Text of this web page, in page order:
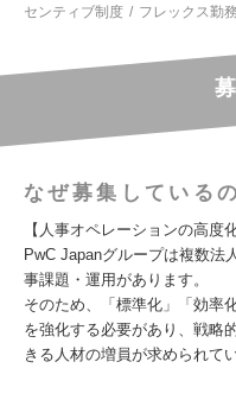
センティブ制度
フレックス勤務
なぜ募集している
【人事オペレーションの高度
PwC Japanグループは複数法
事課題・運用があります。
そのため、「標準化」「効率
を強化する必要があり、戦略
きる人材の増員が求められて